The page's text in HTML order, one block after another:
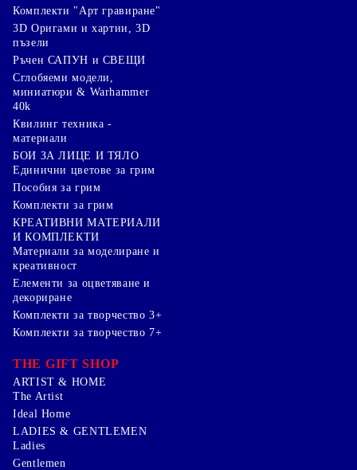
Комплекти "Арт гравиране"
3D Оригами и хартии, 3D
пъзели
Ръчен САПУН и СВЕЩИ
Сглобяеми модели,
миниатюри & Warhammer
40k
Квилинг техника -
материали
БОИ ЗА ЛИЦЕ И ТЯЛО
Единични цветове за грим
Пособия за грим
Комплекти за грим
КРЕАТИВНИ МАТЕРИАЛИ
И КОМПЛЕКТИ
Mатериали за моделиране и
креативност
Елементи за оцветяване и
декориране
Комплекти за творчество 3+
Комплекти за творчество 7+
THE GIFT SHOP
ARTIST & HOME
The Artist
Ideal Home
LADIES & GENTLEMEN
Ladies
Gentlemen